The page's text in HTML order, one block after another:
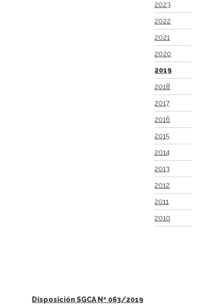
2023
2022
2021
2020
2019
2018
2017
2016
2015
2014
2013
2012
2011
2010
Disposición SGCA Nº 063/2019